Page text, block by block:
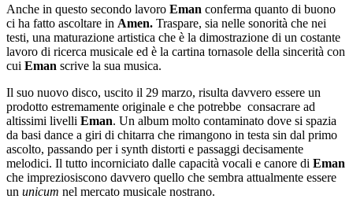
Anche in questo secondo lavoro Eman conferma quanto di buono
ci ha fatto ascoltare in Amen. Traspare, sia nelle sonorità che nei
testi, una maturazione artistica che è la dimostrazione di un costante
lavoro di ricerca musicale ed è la cartina tornasole della sincerità con
cui Eman scrive la sua musica.
Il suo nuovo disco, uscito il 29 marzo, risulta davvero essere un
prodotto estremamente originale e che potrebbe consacrare ad
altissimi livelli Eman. Un album molto contaminato dove si spazia
da basi dance a giri di chitarra che rimangono in testa sin dal primo
ascolto, passando per i synth distorti e passaggi decisamente
melodici. Il tutto incorniciato dalle capacità vocali e canore di Eman
che impreziosiscono davvero quello che sembra attualmente essere
un unicum nel mercato musicale nostrano.